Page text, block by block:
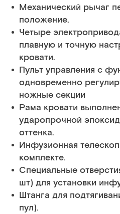
Механический рычаг
положение.
Четыре
плавную и точную
кровати.
Пульт управления с
одновременно
ножные секции
Рама кровати
ударопрочной
оттенка.
Инфузионная
комплекте.
Специальные
шт) для установки
Штанга для
пул).